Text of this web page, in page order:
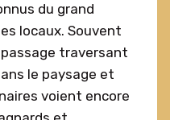
du grand
locaux. Souvent
traversant
le paysage et
voient encore